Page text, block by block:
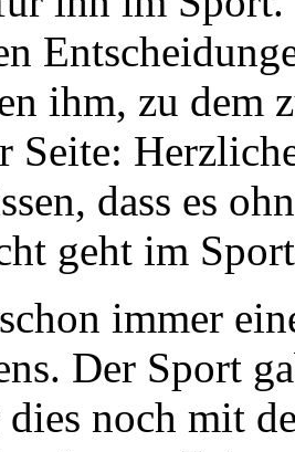
ihm, zu dem
Seite:
dass es
geht im
immer
Der Sport
noch mit